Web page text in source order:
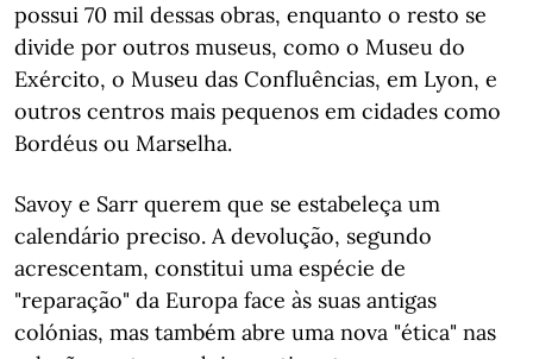
possui 70 mil dessas obras, enquanto o resto se
divide por outros museus, como o Museu do
Exército, o Museu das Confluências, em Lyon, e
outros centros mais pequenos em cidades como
Bordéus ou Marselha.
Savoy e Sarr querem que se estabeleça um
calendário preciso. A devolução, segundo
acrescentam, constitui uma espécie de
"reparação" da Europa face às suas antigas
colónias, mas também abre uma nova "ética" nas